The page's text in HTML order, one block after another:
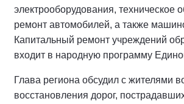
электрооборудования, техническое
ремонт автомобилей, а также
Капитальный ремонт учреждений
входит в народную программу
Глава региона обсудил с жителями
восстановления дорог,